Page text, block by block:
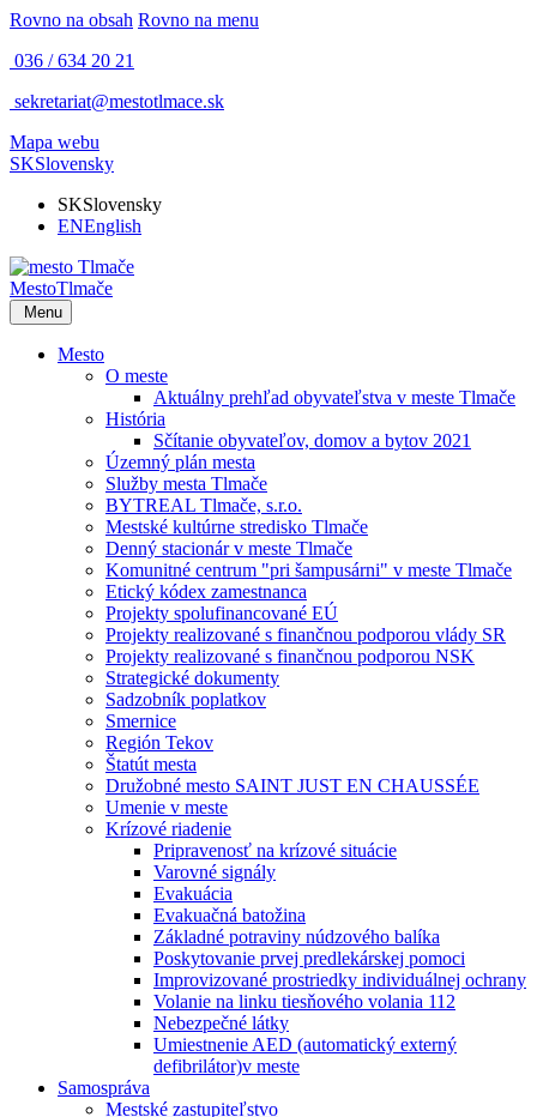
Rovno na obsah Rovno na menu
036 / 634 20 21
sekretariat@mestotlmace.sk
Mapa webu
SKSlovensky
SKSlovensky
ENEnglish
MestoTlmače
Menu
Mesto
O meste
Aktuálny prehľad obyvateľstva v meste Tlmače
História
Sčítanie obyvateľov, domov a bytov 2021
Územný plán mesta
Služby mesta Tlmače
BYTREAL Tlmače, s.r.o.
Mestské kultúrne stredisko Tlmače
Denný stacionár v meste Tlmače
Komunitné centrum "pri šampusárni" v meste Tlmače
Etický kódex zamestnanca
Projekty spolufinancované EÚ
Projekty realizované s finančnou podporou vlády SR
Projekty realizované s finančnou podporou NSK
Strategické dokumenty
Sadzobník poplatkov
Smernice
Región Tekov
Štatút mesta
Družobné mesto SAINT JUST EN CHAUSSÉE
Umenie v meste
Krízové riadenie
Pripravenosť na krízové situácie
Varovné signály
Evakuácia
Evakuačná batožina
Základné potraviny núdzového balíka
Poskytovanie prvej predlekárskej pomoci
Improvizované prostriedky individuálnej ochrany
Volanie na linku tiesňového volania 112
Nebezpečné látky
Umiestnenie AED (automatický externý
defibrilátor)v meste
Samospráva
Mestské zastupiteľstvo